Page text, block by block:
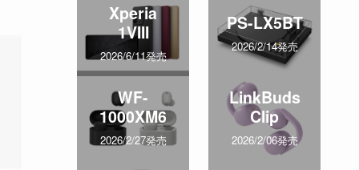
Xperia
1VIII
2026/6/11発売
PS-LX5BT
2026/2/14発売
WF-
1000XM6
2026/2/27発売
LinkBuds
Clip
2026/2/06発売